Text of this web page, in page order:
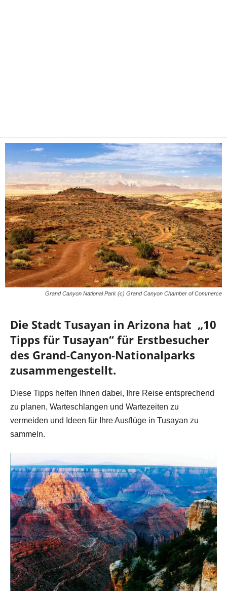
Grand Canyon National Park (c) Grand Canyon Chamber of Commerce
Die Stadt Tusayan in Arizona hat „10
Tipps für Tusayan“ für Erstbesucher
des Grand-Canyon-Nationalparks
zusammengestellt.
Diese Tipps helfen Ihnen dabei, Ihre Reise entsprechend
zu planen, Warteschlangen und Wartezeiten zu
vermeiden und Ideen für Ihre Ausflüge in Tusayan zu
sammeln.